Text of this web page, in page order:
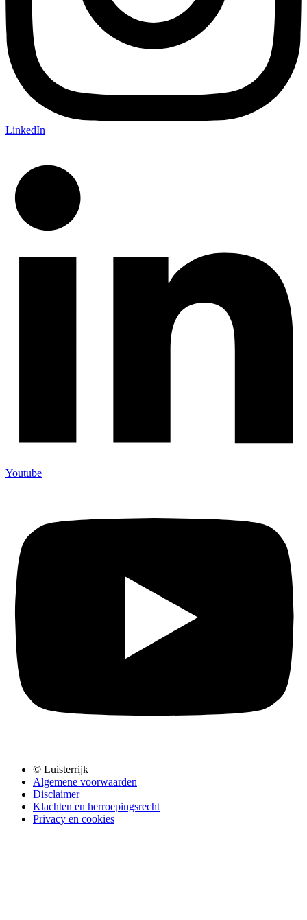
LinkedIn
Youtube
© Luisterrijk
Algemene voorwaarden
Disclaimer
Klachten en herroepingsrecht
Privacy en cookies